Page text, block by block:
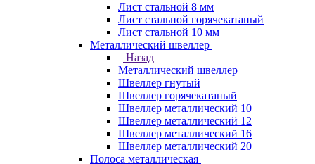
Лист стальной 8 мм
Лист стальной горячекатаный
Лист стальной 10 мм
Металлический швеллер
Назад
Металлический швеллер
Швеллер гнутый
Швеллер горячекатаный
Швеллер металлический 10
Швеллер металлический 12
Швеллер металлический 16
Швеллер металлический 20
Полоса металлическая